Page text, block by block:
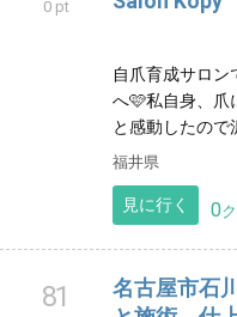
0 pt
自爪育成サロ
へ🩷私自身、爪
と感動したので
福井県
見に行く 0
81
名古屋市石